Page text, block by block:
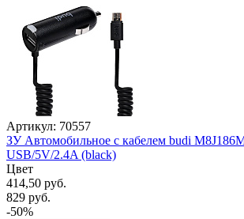
Артикул: 70557
ЗУ Автомобильное с кабелем budi
USB/5V/2.4A (black)
Цвет
414,50 руб.
829 руб.
-50%